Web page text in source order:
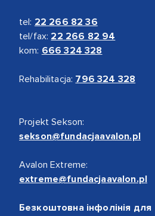
tel: 22 266 82 36
tel/fax: 22 266 82 94
kom: 666 324 328
Rehabilitacja: 796 324 328
Projekt Sekson:
sekson@fundacjaavalon.pl
Avalon Extreme:
extreme@fundacjaavalon.pl
Безкоштовна інфолінія для